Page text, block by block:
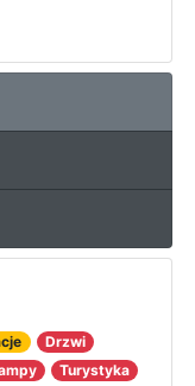
Drzwi
Turystyka